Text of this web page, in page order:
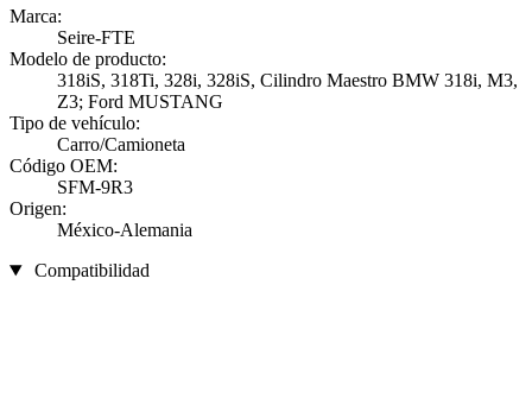
Marca:
Seire-FTE
Modelo de producto:
318iS, 318Ti, 328i, 328iS, Cilindro Maestro BMW 318i, M3,
Z3; Ford MUSTANG
Tipo de vehículo:
Carro/Camioneta
Código OEM:
SFM-9R3
Origen:
México-Alemania
Compatibilidad